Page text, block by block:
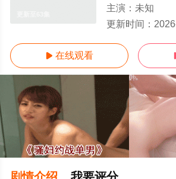
主演： 未知
更新时间：
 在线观看